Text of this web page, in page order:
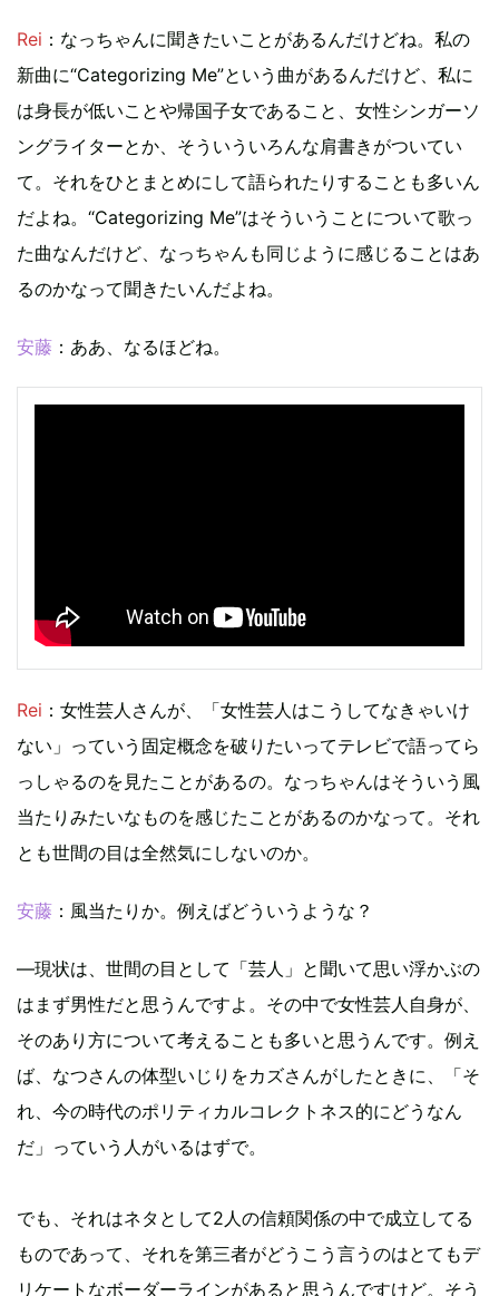
Rei ：なっちゃんに聞きたいことがあるんだけどね。私の
新曲に“Categorizing Me”という曲があるんだけど、私に
は身長が低いことや帰国子女であること、女性シンガーソ
ングライターとか、そういういろんな肩書きがついてい
て。それをひとまとめにして語られたりすることも多いん
だよね。“Categorizing Me”はそういうことについて歌っ
た曲なんだけど、なっちゃんも同じように感じることはあ
るのかなって聞きたいんだよね。
安藤 ：ああ、なるほどね。
Rei ：女性芸人さんが、「女性芸人はこうしてなきゃいけ
ない」っていう固定概念を破りたいってテレビで語ってら
っしゃるのを見たことがあるの。なっちゃんはそういう風
当たりみたいなものを感じたことがあるのかなって。それ
とも世間の目は全然気にしないのか。
安藤 ：風当たりか。例えばどういうような？
―現状は、世間の目として「芸人」と聞いて思い浮かぶの
はまず男性だと思うんですよ。その中で女性芸人自身が、
そのあり方について考えることも多いと思うんです。例え
ば、なつさんの体型いじりをカズさんがしたときに、「そ
れ、今の時代のポリティカルコレクトネス的にどうなん
だ」っていう人がいるはずで。
でも、それはネタとして2人の信頼関係の中で成立してる
ものであって、それを第三者がどうこう言うのはとてもデ
リケートなボーダーラインがあると思うんですけど。そう